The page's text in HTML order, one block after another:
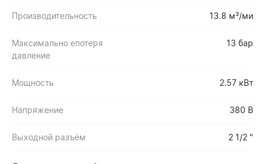
Производительность 13.8 м³/ми
Максимально епотеря
давление
13 бар
Мощность 2.57 кВт
Напряжение 380 В
Выходной разъём 2 1/2 "